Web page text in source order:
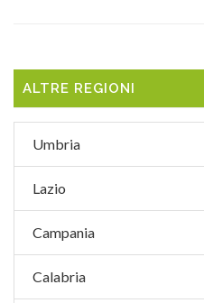
ALTRE REGIONI
Umbria
Lazio
Campania
Calabria